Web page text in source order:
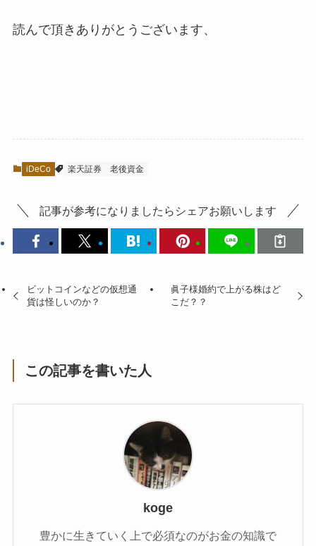
読んで頂きありがとうございます、
iDeCo 楽天証券 老後資金
記事が参考になりましたらシェアお願いします
ビットコインなどの仮想通
貨は怪しいのか？
眞子様婚約で上がる株はど
こだ？？
この記事を書いた人
koge
豊かに生きていく上で必須なのがお金の知識で